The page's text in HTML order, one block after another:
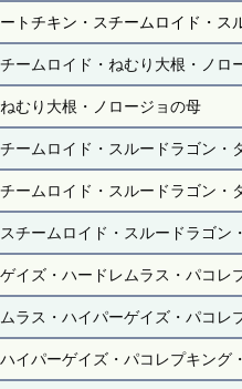
トチキン・スチームロイド・
ームロイド・ねむり大根・ノロ
むり大根・ノロージョの母
ームロイド・スルードラゴン
ームロイド・スルードラゴン・
チームロイド・スルードラゴ
イズ・ハードレムラス・パコレ
ラス・ハイパーゲイズ・パコレ
イパーゲイズ・パコレプキン